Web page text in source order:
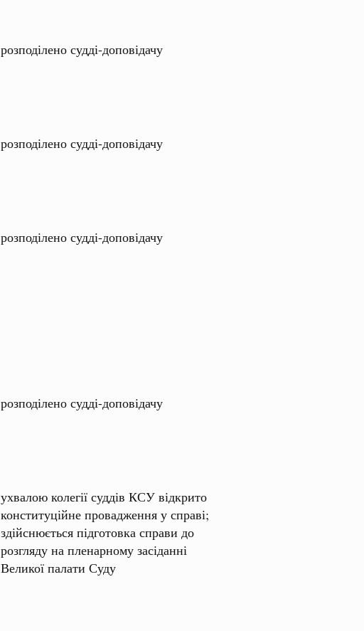
розподілено судді-доповідачу
розподілено судді-доповідачу
розподілено судді-доповідачу
розподілено судді-доповідачу
ухвалою колегії суддів КСУ відкрито
конституційне провадження у справі;
здійснюється підготовка справи до
розгляду на пленарному засіданні
Великої палати Суду